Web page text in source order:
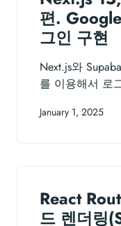
편.
그인 구현
Next.js와
를 이용해서 로
January 1, 2025
React
드 렌더링